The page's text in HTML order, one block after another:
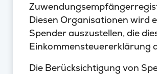
Diesen Organisationen wird
Spender auszustellen, die
Einkommensteuererklärung
Die Berücksichtigung von